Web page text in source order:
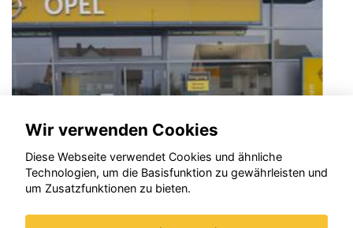
Wir verwenden Cookies
Diese Webseite verwendet Cookies und ähnliche
Technologien, um die Basisfunktion zu gewährleisten und
um Zusatzfunktionen zu bieten.